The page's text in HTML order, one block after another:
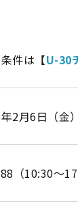
件は【U-30
2月6日（金
10:30～